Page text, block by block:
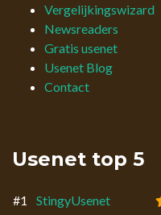
Vergelijkingswizard
Newsreaders
Gratis usenet
Usenet Blog
Contact
Usenet top 5
#1 StingyUsenet